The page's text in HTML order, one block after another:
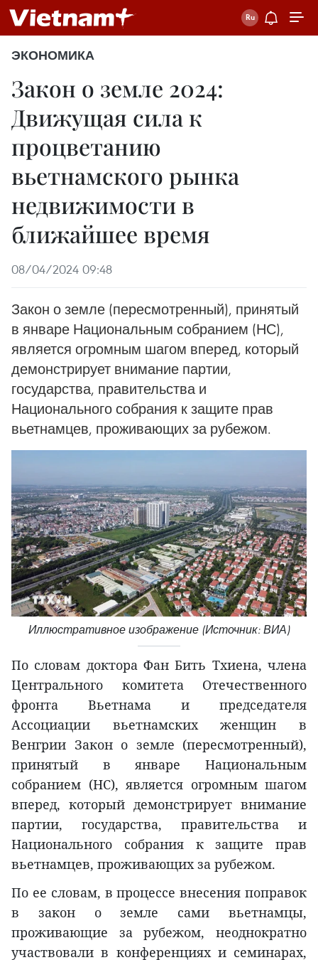
ЭКОНОМИКА
Закон о земле 2024:
Движущая сила к
процветанию
вьетнамского рынка
недвижимости в
ближайшее время
08/04/2024 09:48
Закон о земле (пересмотренный), принятый
в январе Национальным собранием (НС),
является огромным шагом вперед, который
демонстрирует внимание партии,
государства, правительства и
Национального собрания к защите прав
вьетнамцев, проживающих за рубежом.
Иллюстративное изображение (Источник: ВИА)
По словам доктора Фан Бить Тхиена, члена
Центрального комитета Отечественного
фронта Вьетнама и председателя
Ассоциации вьетнамских женщин в
Венгрии Закон о земле (пересмотренный),
принятый в январе Национальным
собранием (НС), является огромным шагом
вперед, который демонстрирует внимание
партии, государства, правительства и
Национального собрания к защите прав
вьетнамцев, проживающих за рубежом.
По ее словам, в процессе внесения поправок
в закон о земле сами вьетнамцы,
проживающие за рубежом, неоднократно
участвовали в конференциях и семинарах,